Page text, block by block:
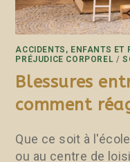
ACCIDENTS, ENFANTS ET
PRÉJUDICE CORPOREL /
Blessures
comment
Que ce soit à
ou au centre de